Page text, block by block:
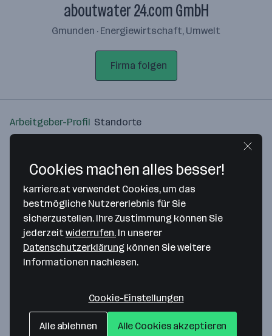
aboutwater 24.com GmbH
Gmunden · Energiewirtschaft, Umwelt
Firma folgen
Arbeitgeber-Profil Standorte
Bitte stimme unseren Cookie-
Richtlinien zu, um diese Karte
anzuzeigen.
Cookies machen alles besser!
karriere.at verwendet Cookies, um das
bestmögliche Nutzererlebnis für Sie
sicherzustellen. Ihre Zustimmung können Sie
jederzeitwiderrufen. In unserer
Datenschutzerklärung können Sie weitere
Informationen nachlesen.
Cookie-Einstellungen
Alle ablehnen Alle Cookies akzeptieren